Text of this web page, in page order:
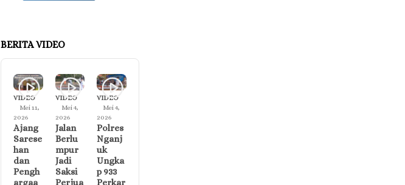
BERITA VIDEO
VIDEO
Mei 11,
2026
Ajang
Sarese
han
dan
Pengh
VIDEO
Mei 4,
2026
Jalan
Berlu
mpur
Jadi
Saksi
VIDEO
Mei 4,
2026
Polres
Nganj
uk
Ungka
p 933